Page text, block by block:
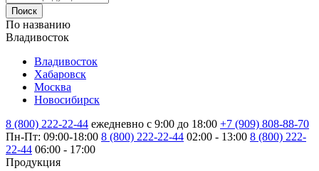
Поиск
По названию
Владивосток
Владивосток
Хабаровск
Москва
Новосибирск
8 (800) 222-22-44 ежедневно с 9:00 до 18:00 +7 (909) 808-88-70
Пн-Пт: 09:00-18:00 8 (800) 222-22-44 02:00 - 13:00 8 (800) 222-
22-44 06:00 - 17:00
Продукция